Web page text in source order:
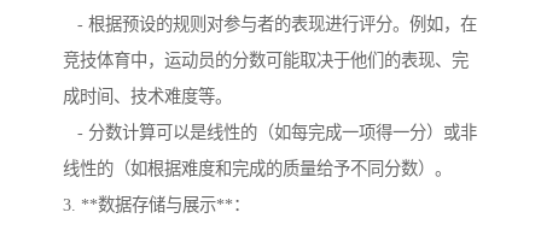
- 根据预设的规则对参与者的表现进行评分。例如，在
竞技体育中，运动员的分数可能取决于他们的表现、完
成时间、技术难度等。
- 分数计算可以是线性的（如每完成一项得一分）或非
线性的（如根据难度和完成的质量给予不同分数）。
3. **数据存储与展示**：